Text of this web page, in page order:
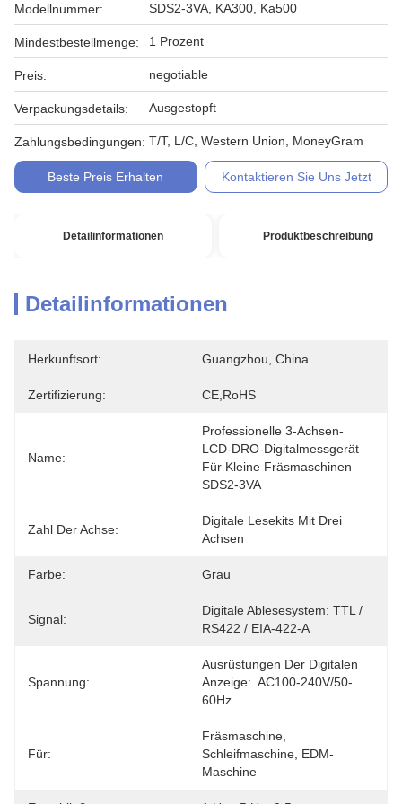
Modellnummer: SDS2-3VA, KA300, Ka500
Mindestbestellmenge: 1 Prozent
Preis: negotiable
Verpackungsdetails: Ausgestopft
Zahlungsbedingungen: T/T, L/C, Western Union, MoneyGram
Beste Preis Erhalten Kontaktieren Sie Uns Jetzt
Detailinformationen Produktbeschreibung
Detailinformationen
Herkunftsort: Guangzhou, China
Zertifizierung: CE,RoHS
Name:
Professionelle 3-Achsen-
LCD-DRO-Digitalmessgerät
Für Kleine Fräsmaschinen
SDS2-3VA
Zahl Der Achse:
Digitale Lesekits Mit Drei
Achsen
Farbe: Grau
Signal:
Digitale Ablesesystem: TTL /
RS422 / EIA-422-A
Spannung:
Ausrüstungen Der Digitalen
Anzeige:  AC100-240V/50-
60Hz
Für:
Fräsmaschine,
Schleifmaschine, EDM-
Maschine